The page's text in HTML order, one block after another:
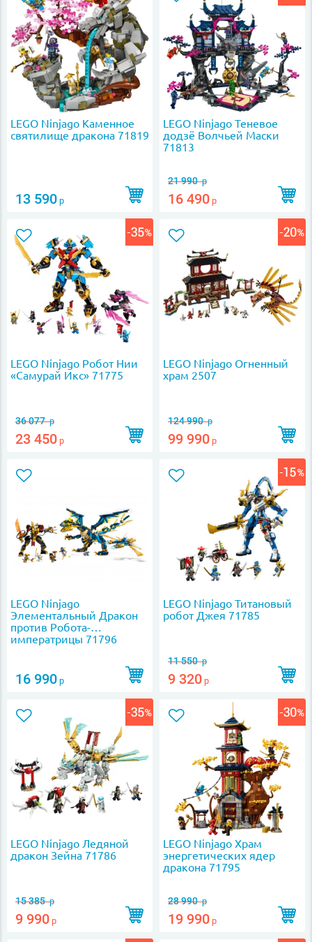
LEGO Ninjago Каменное
святилище дракона 71819
13 590 р
LEGO Ninjago Теневое
додзё Волчьей Маски
71813
21 990р
16 490 р
LEGO Ninjago Робот Нии
«Самурай Икс» 71775
36 077р
23 450 р
LEGO Ninjago Огненный
храм 2507
124 990р
99 990 р
LEGO Ninjago
Элементальный Дракон
против Робота-
императрицы 71796
16 990 р
LEGO Ninjago Титановый
робот Джея 71785
11 550р
9 320 р
LEGO Ninjago Ледяной
дракон Зейна 71786
15 385р
9 990 р
LEGO Ninjago Храм
энергетических ядер
дракона 71795
28 990р
19 990 р